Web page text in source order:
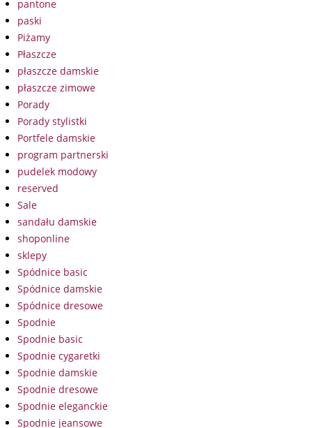
pantone
paski
Piżamy
Płaszcze
płaszcze damskie
płaszcze zimowe
Porady
Porady stylistki
Portfele damskie
program partnerski
pudelek modowy
reserved
Sale
sandału damskie
shoponline
sklepy
Spódnice basic
Spódnice damskie
Spódnice dresowe
Spodnie
Spodnie basic
Spodnie cygaretki
Spodnie damskie
Spodnie dresowe
Spodnie eleganckie
Spodnie jeansowe